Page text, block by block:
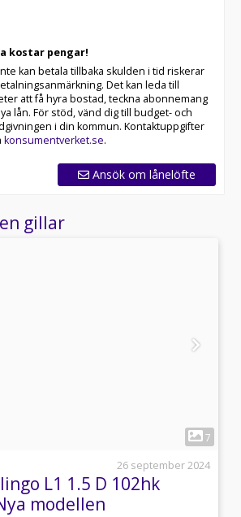
kostar pengar!
kan betala tillbaka skulden i tid riskerar
Det kan leda till
att få hyra bostad, teckna abonnemang
lån. För stöd, vänd dig till budget- och
i din kommun. Kontaktuppgifter
konsumentverket.se.
Ansök om lånelöfte
gillar
7
26 september 2024
L1 1.5 D 102hk
modellen